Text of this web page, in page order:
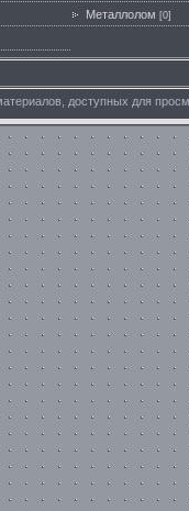
Металлолом [0]
доступных для